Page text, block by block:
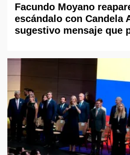
Facundo Moyano
escándalo con Candela
sugestivo mensaje que